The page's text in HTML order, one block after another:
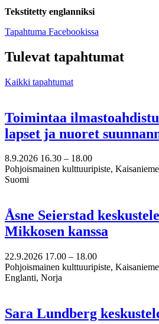
Tekstitetty englanniksi
Tapahtuma Facebookissa
välilehteen
Tulevat tapahtumat
Kaikki tapahtumat
Toimintaa
lapset ja nuoret
8.9.2026 16.30 – 18.00
Pohjoismainen kulttuuripiste,
Suomi
Åsne Seierstad
Mikkosen kanssa
22.9.2026 17.00 – 18.00
Pohjoismainen kulttuuripiste,
Englanti, Norja
Sara Lundberg